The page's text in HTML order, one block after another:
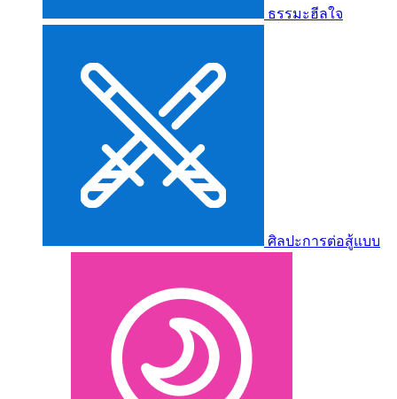
ธรรมะฮีลใจ
ศิลปะการต่อสู้แบบ